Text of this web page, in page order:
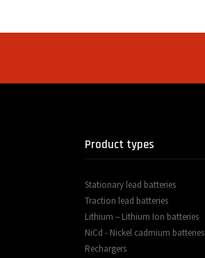
Product types
Stationary lead batteries
Traction lead batteries
Lithium – Lithium Ion batteries
NiCd - Nickel cadmium batteries
Rechargers